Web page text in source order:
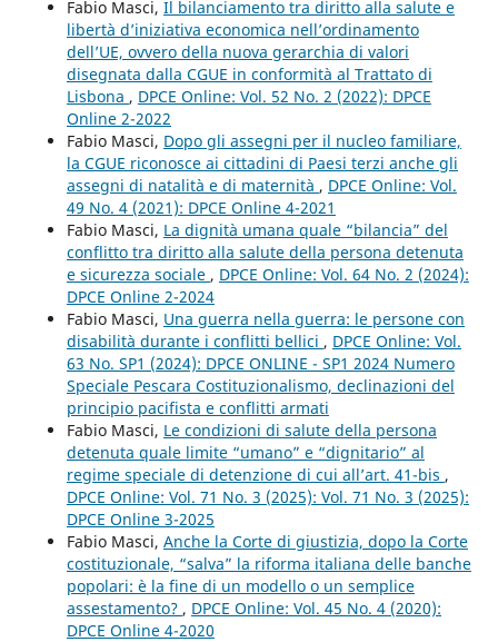
Fabio Masci, Il bilanciamento tra diritto alla salute e
libertà d’iniziativa economica nell’ordinamento
dell’UE, ovvero della nuova gerarchia di valori
disegnata dalla CGUE in conformità al Trattato di
Lisbona , DPCE Online: Vol. 52 No. 2 (2022): DPCE
Online 2-2022
Fabio Masci, Dopo gli assegni per il nucleo familiare,
la CGUE riconosce ai cittadini di Paesi terzi anche gli
assegni di natalità e di maternità , DPCE Online: Vol.
49 No. 4 (2021): DPCE Online 4-2021
Fabio Masci, La dignità umana quale “bilancia” del
conflitto tra diritto alla salute della persona detenuta
e sicurezza sociale , DPCE Online: Vol. 64 No. 2 (2024):
DPCE Online 2-2024
Fabio Masci, Una guerra nella guerra: le persone con
disabilità durante i conflitti bellici , DPCE Online: Vol.
63 No. SP1 (2024): DPCE ONLINE - SP1 2024 Numero
Speciale Pescara Costituzionalismo, declinazioni del
principio pacifista e conflitti armati
Fabio Masci, Le condizioni di salute della persona
detenuta quale limite “umano” e “dignitario” al
regime speciale di detenzione di cui all’art. 41-bis ,
DPCE Online: Vol. 71 No. 3 (2025): Vol. 71 No. 3 (2025):
DPCE Online 3-2025
Fabio Masci, Anche la Corte di giustizia, dopo la Corte
costituzionale, “salva” la riforma italiana delle banche
popolari: è la fine di un modello o un semplice
assestamento? , DPCE Online: Vol. 45 No. 4 (2020):
DPCE Online 4-2020